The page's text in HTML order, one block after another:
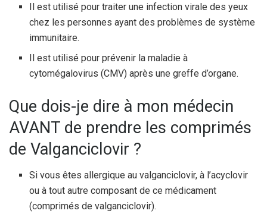
Il est utilisé pour traiter une infection virale des yeux
chez les personnes ayant des problèmes de système
immunitaire.
Il est utilisé pour prévenir la maladie à
cytomégalovirus (CMV) après une greffe d’organe.
Que dois-je dire à mon médecin
AVANT de prendre les comprimés
de Valganciclovir ?
Si vous êtes allergique au valganciclovir, à l’acyclovir
ou à tout autre composant de ce médicament
(comprimés de valganciclovir).